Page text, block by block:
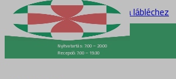
Ugrás a fő tartalomhozUgrás a lábléchez
Központi telefonszám:
06-1-455-45-00
Nyitvatartás: 7:00 – 20:00
Recepció: 7:00 – 19:30